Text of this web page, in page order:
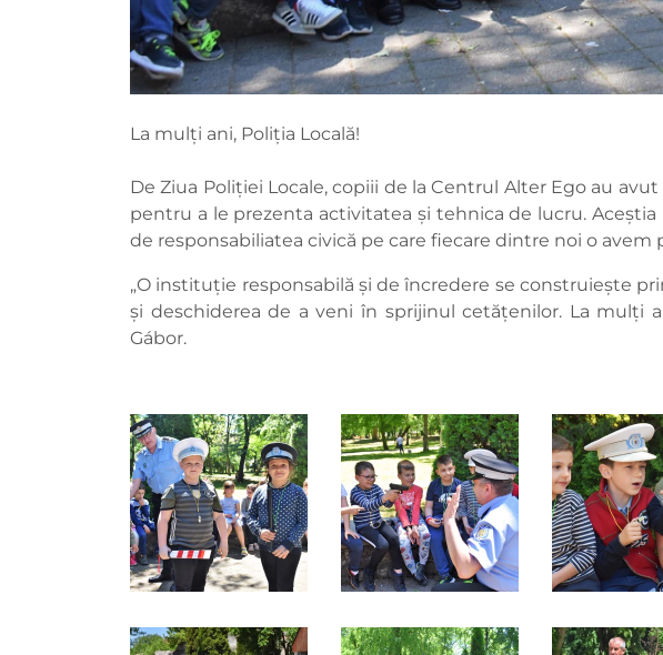
La mulți ani, Poliția Locală!
De Ziua Poliției Locale, copiii de la Centrul Alter Ego au
pentru a le prezenta activitatea și tehnica de lucru.
de responsabiliatea civică pe care fiecare dintre noi o avem
„O instituție responsabilă și de încredere se construiește
și deschiderea de a veni în sprijinul cetățenilor. La mulți
Gábor.